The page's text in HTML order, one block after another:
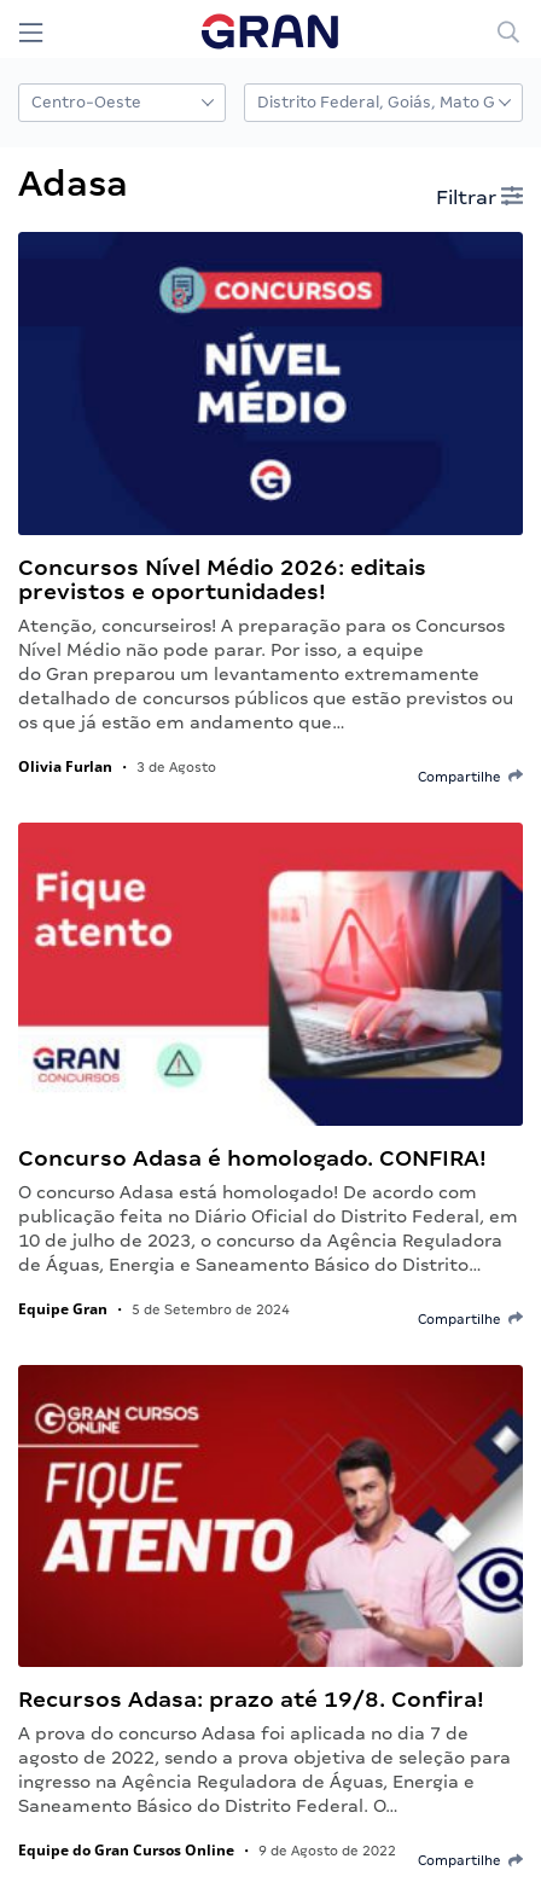
Adasa Filtrar
Concursos Nível Médio 2026: editais
previstos e oportunidades!
Atenção, concurseiros! A preparação para os Concursos
Nível Médio não pode parar. Por isso, a equipe
do Gran preparou um levantamento extremamente
detalhado de concursos públicos que estão previstos ou
os que já estão em andamento que…
Olivia Furlan • 3 de Agosto
Compartilhe
Concurso Adasa é homologado. CONFIRA!
O concurso Adasa está homologado! De acordo com
publicação feita no Diário Oficial do Distrito Federal, em
10 de julho de 2023, o concurso da Agência Reguladora
de Águas, Energia e Saneamento Básico do Distrito…
Equipe Gran • 5 de Setembro de 2024
Compartilhe
Recursos Adasa: prazo até 19/8. Confira!
A prova do concurso Adasa foi aplicada no dia 7 de
agosto de 2022, sendo a prova objetiva de seleção para
ingresso na Agência Reguladora de Águas, Energia e
Saneamento Básico do Distrito Federal. O…
Equipe do Gran Cursos Online • 9 de Agosto de 2022
Compartilhe